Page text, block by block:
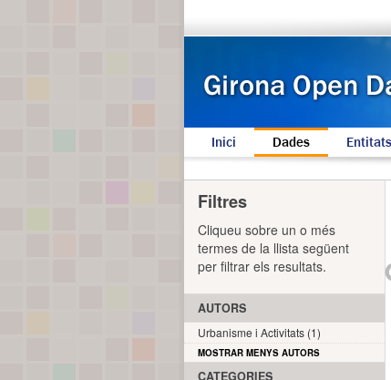
Inici Dades
Filtres
Cliqueu sobre un o més
termes de la llista següent
per filtrar els resultats.
AUTORS
Urbanisme i Activitats (1)
MOSTRAR MENYS AUTORS
CATEGORIES